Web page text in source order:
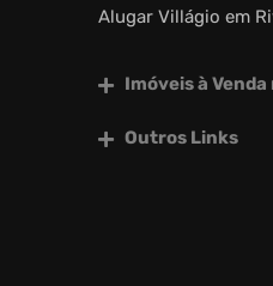
Alugar Villágio em
Imóveis à Venda
Outros Links